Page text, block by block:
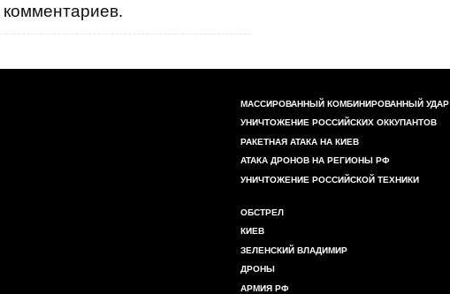
МАССИРОВАННЫЙ КОМБИНИРОВАННЫЙ УДАР
УНИЧТОЖЕНИЕ РОССИЙСКИХ ОККУПАНТОВ
РАКЕТНАЯ АТАКА НА КИЕВ
АТАКА ДРОНОВ НА РЕГИОНЫ РФ
УНИЧТОЖЕНИЕ РОССИЙСКОЙ ТЕХНИКИ
ОБСТРЕЛ
КИЕВ
ЗЕЛЕНСКИЙ ВЛАДИМИР
ДРОНЫ
АРМИЯ РФ